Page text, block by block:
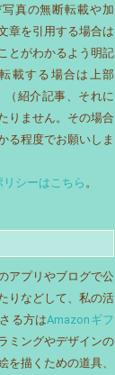
真の無断転載や加
章を引用する場合は
とがわかるよう明記
載する場合は上部
紹介記事、それに
りません。その場合
る程度でお願いしま
シーはこちら 。
アプリやブログで公
りなどして、私の活
る方はAmazonギフ
ミングやデザインの
を描くための道具、